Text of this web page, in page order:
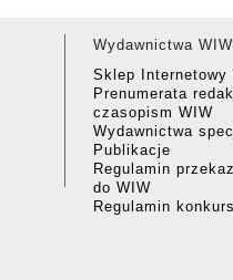
Wydawnictwa WIW
Sklep Internetowy
Prenumerata
czasopism WIW
Wydawnictwa
Publikacje
Regulamin
do WIW
Regulamin